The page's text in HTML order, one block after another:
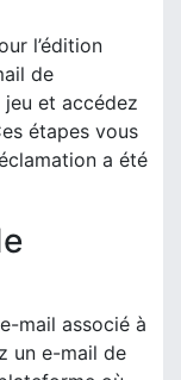
l’édition
de
et accédez
étapes vous
a été
mail associé à
un e-mail de